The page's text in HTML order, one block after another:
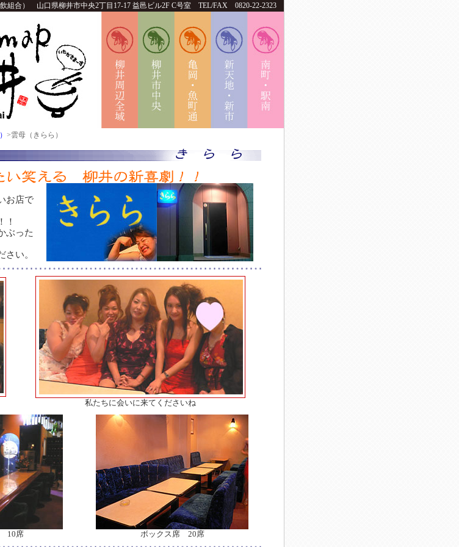
組合） 山口県柳井市中央2丁目17-17 益邑ビル2F C号室 TEL/FAX 0820-22-2323
>雲母（きらら）
お店で
！
ぶった
さい。
私たちに会いに来てくださいね
10席 ボックス席 20席